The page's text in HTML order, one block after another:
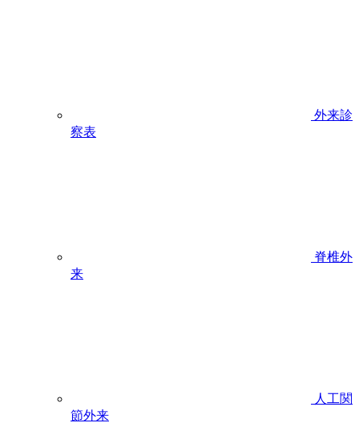
外来診
察表
脊椎外
来
人工関
節外来